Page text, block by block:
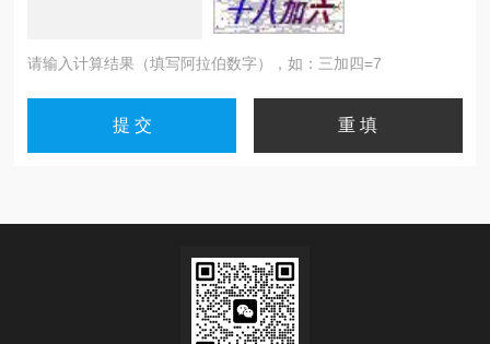
请输入计算结果（填写阿拉伯数字），如：三加四=7